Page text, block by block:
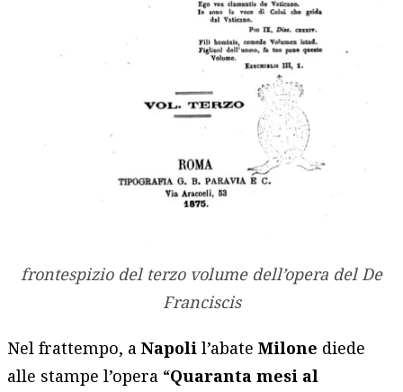
frontespizio del terzo volume dell’opera del De
Franciscis
Nel frattempo, aNapolil’abateMilone diede
alle stampe l’opera “Quaranta mesi al